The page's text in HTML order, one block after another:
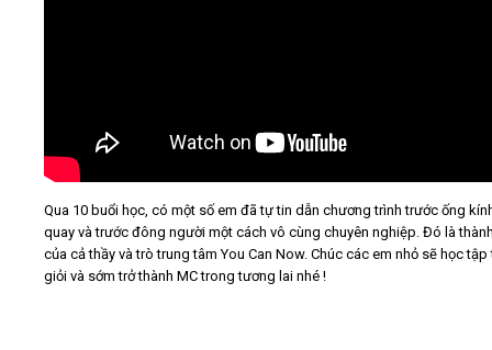
Qua 10 buổi học, có một số em đã tự tin dẫn chương trình trước ống
quay và trước đông người một cách vô cùng chuyên nghiệp. Đó là
của cả thầy và trò trung tâm You Can Now. Chúc các em nhỏ sẽ học tập
giỏi và sớm trở thành MC trong tương lai nhé !